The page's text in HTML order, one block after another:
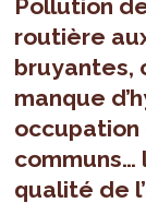
Pollution
routière
bruyantes,
manque
occupation
communs…
qualité de